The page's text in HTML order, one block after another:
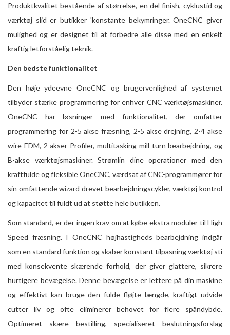
Produktkvalitet bestående af størrelse, en del finish, cyklustid og
værktøj slid er butikker 'konstante bekymringer. OneCNC giver
mulighed og er designet til at forbedre alle disse med en enkelt
kraftig letforståelig teknik.
Den bedste funktionalitet
Den høje ydeevne OneCNC og brugervenlighed af systemet
tilbyder stærke programmering for enhver CNC værktøjsmaskiner.
OneCNC har løsninger med funktionalitet, der omfatter
programmering for 2-5 akse fræsning, 2-5 akse drejning, 2-4 akse
wire EDM, 2 akser Profiler, multitasking mill-turn bearbejdning, og
B-akse værktøjsmaskiner. Strømlin dine operationer med den
kraftfulde og fleksible OneCNC, værdsat af CNC-programmører for
sin omfattende wizard drevet bearbejdningscykler, værktøj kontrol
og kapacitet til fuldt ud at støtte hele butikken.
Som standard, er der ingen krav om at købe ekstra moduler til High
Speed ​​fræsning. I OneCNC højhastigheds bearbejdning indgår
som en standard funktion og skaber konstant tilpasning værktøj sti
med konsekvente skærende forhold, der giver glattere, sikrere
hurtigere bevægelse. Denne bevægelse er lettere på din maskine
og effektivt kan bruge den fulde fløjte længde, kraftigt udvide
cutter liv og ofte eliminerer behovet for flere spåndybde.
Optimeret skære bestilling, specialiseret beslutningsforslag